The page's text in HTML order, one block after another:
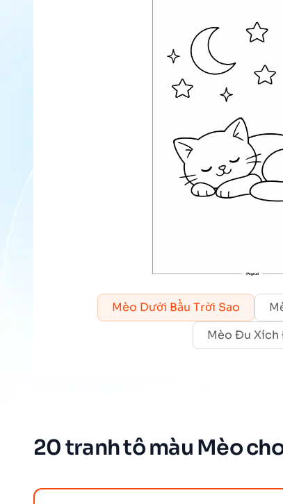
Mèo Dưới Bầu Trời Sao
Mèo Đu Xích
20 tranh tô màu Mèo